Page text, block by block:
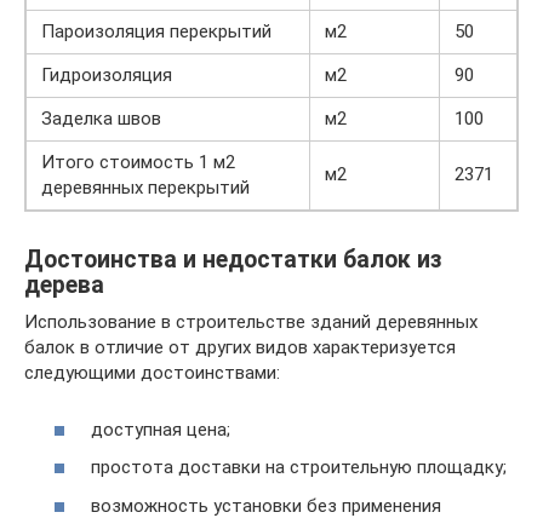
Пароизоляция перекрытий м2
50
Гидроизоляция
м2
90
Заделка швов
м2
100
Итого стоимость 1 м2
деревянных перекрытий
м2 2371
Достоинства и недостатки балок из
дерева
Использование в строительстве зданий деревянных
балок в отличие от других видов характеризуется
следующими достоинствами:
доступная цена;
простота доставки на строительную площадку;
возможность установки без применения